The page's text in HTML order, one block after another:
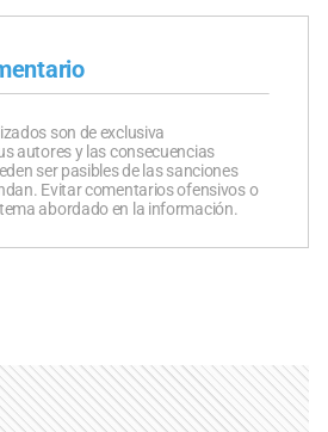
son de exclusiva
autores y las consecuencias
ser pasibles de las sanciones
Evitar comentarios ofensivos o
abordado en la información.